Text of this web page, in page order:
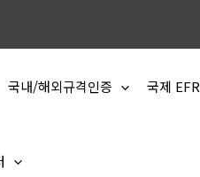
국내/해외규격인증 국제 EFR